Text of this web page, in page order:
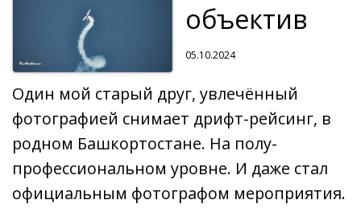
объектив
05.10.2024
Один мой старый друг, увлечённый
фотографией снимает дрифт-рейсинг, в
родном Башкортостане. На полу-
профессиональном уровне. И даже стал
официальным фотографом мероприятия.